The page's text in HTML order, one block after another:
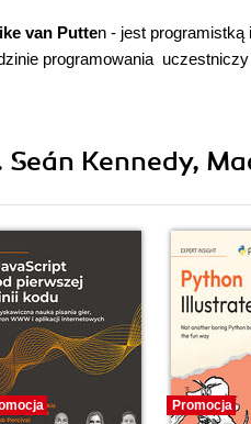
van Putten - jest
programowania
Seán Kennedy,
Promocja